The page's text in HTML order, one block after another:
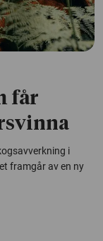
får
i
framgår av en ny